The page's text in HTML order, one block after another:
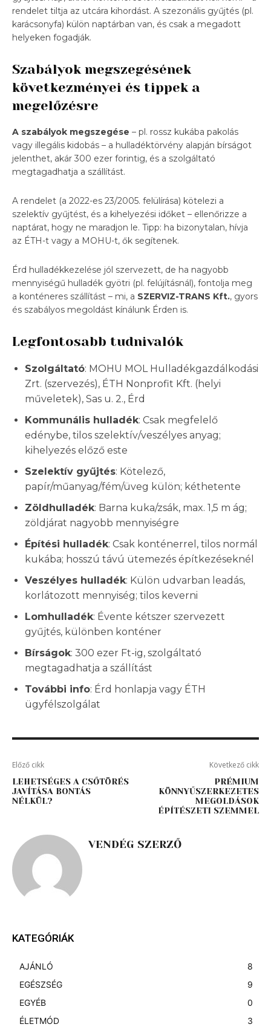
rendelet tiltja az utcára kihordást. A szezonális gyűjtés (pl.
karácsonyfa) külön naptárban van, és csak a megadott
helyeken fogadják.
Szabályok megszegésének
következményei és tippek a
megelőzésre
A szabályok megszegése – pl. rossz kukába pakolás
vagy illegális kidobás – a hulladéktörvény alapján bírságot
jelenthet, akár 300 ezer forintig, és a szolgáltató
megtagadhatja a szállítást.
A rendelet (a 2022-es 23/2005. felülírása) kötelezi a
szelektív gyűjtést, és a kihelyezési időket – ellenőrizze a
naptárat, hogy ne maradjon le. Tipp: ha bizonytalan, hívja
az ÉTH-t vagy a MOHU-t, ők segítenek.
Érd hulladékkezelése jól szervezett, de ha nagyobb
mennyiségű hulladék gyötri (pl. felújításnál), fontolja meg
a konténeres szállítást – mi, a SZERVIZ-TRANS Kft., gyors
és szabályos megoldást kínálunk Érden is.
Legfontosabb tudnivalók
Szolgáltató: MOHU MOL Hulladékgazdálkodási
Zrt. (szervezés), ÉTH Nonprofit Kft. (helyi
műveletek), Sas u. 2., Érd
Kommunális hulladék: Csak megfelelő
edénybe, tilos szelektív/veszélyes anyag;
kihelyezés előző este
Szelektív gyűjtés: Kötelező,
papír/műanyag/fém/üveg külön; kéthetente
Zöldhulladék: Barna kuka/zsák, max. 1,5 m ág;
zöldjárat nagyobb mennyiségre
Építési hulladék: Csak konténerrel, tilos normál
kukába; hosszú távú ütemezés építkezéseknél
Veszélyes hulladék: Külön udvarban leadás,
korlátozott mennyiség; tilos keverni
Lomhulladék: Évente kétszer szervezett
gyűjtés, különben konténer
Bírságok: 300 ezer Ft-ig, szolgáltató
megtagadhatja a szállítást
További info: Érd honlapja vagy ÉTH
ügyfélszolgálat
Előző cikk
LEHETSÉGES A CSŐTÖRÉS
JAVÍTÁSA BONTÁS
NÉLKÜL?
Következő cikk
PRÉMIUM
KÖNNYŰSZERKEZETES
MEGOLDÁSOK
ÉPÍTÉSZETI SZEMMEL
VENDÉG SZERZŐ
KATEGÓRIÁK
AJÁNLÓ
8
EGÉSZSÉG
9
EGYÉB
0
ÉLETMÓD
3